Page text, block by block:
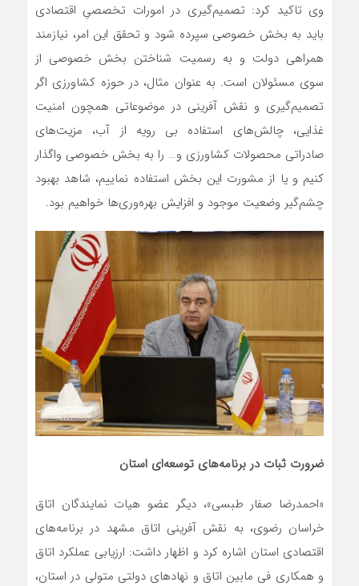
وی تاکید کرد: تصمیم‌گیری در امورات تخصصیِ اقتصادی
باید به بخش خصوصی سپرده شود و تحقق این امر، نیازمند
همراهی دولت و به رسمیت شناختن بخش خصوصی از
سوی مسئولان است. به عنوان مثال، در حوزه کشاورزی اگر
تصمیم‌گیری و نقش آفرینی در موضوعاتی همچون امنیت
غذایی، چالش‌های استفاده بی رویه از آب، مزیت‌های
صادراتی محصولات کشاورزی و… را به بخش خصوصی واگذار
کنیم و یا از مشورت این بخش استفاده نماییم، شاهد بهبود
چشم‌گیر وضعیت موجود و افزایش بهره‌وری‌ها خواهیم بود.
ضرورت ثبات در برنامه‌های توسعه‌‌ای استان
«احمدرضا صفار طبسی»، دیگر عضو هیات نمایندگان اتاق
خراسان رضوی، به نقش آفرینی اتاق مشهد در برنامه‌های
اقتصادی استان اشاره کرد و اظهار داشت: ارزیابی عملکرد اتاق
و همکاری فی مابین اتاق و نهادهای دولتی متولی در استان،